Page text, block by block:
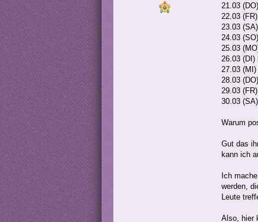
21.03
22.03
23.03
24.03
25.03
26.03 (DI)
27.03
28.03 (DO)
29.03
30.03
Warum
Gut das
kann ich
Ich
werden,
Leute
Also, hier